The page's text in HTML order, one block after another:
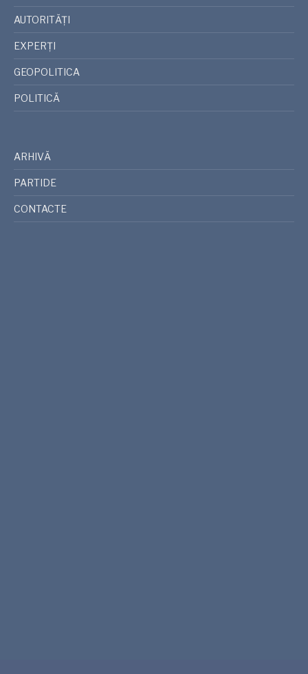
AUTORITĂȚI
EXPERȚI
GEOPOLITICA
POLITICĂ
ARHIVĂ
PARTIDE
CONTACTE